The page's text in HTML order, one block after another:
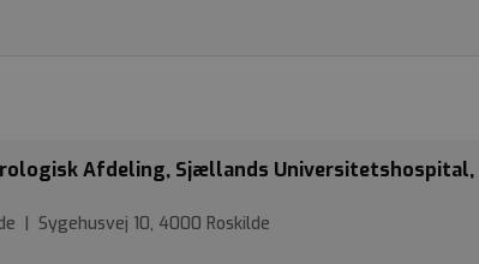
Afdeling, Sjællands Universitetshospital,
| Sygehusvej 10, 4000 Roskilde